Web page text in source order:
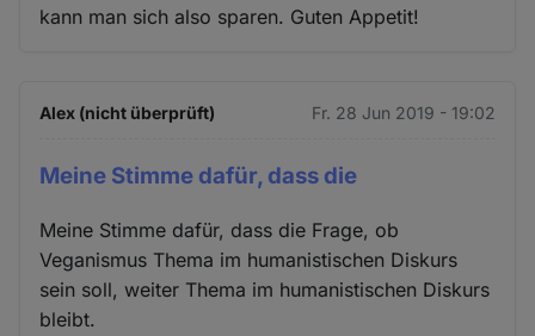
kann man sich also sparen. Guten Appetit!
Alex (nicht überprüft) Fr. 28 Jun 2019 - 19:02
Meine Stimme dafür, dass die
Meine Stimme dafür, dass die Frage, ob
Veganismus Thema im humanistischen Diskurs
sein soll, weiter Thema im humanistischen Diskurs
bleibt.